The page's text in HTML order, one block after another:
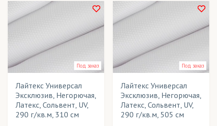
Под заказ
Лайтекс Универсал
Эксклюзив, Негорючая,
Латекс, Сольвент, UV,
290 г/кв.м, 310 см
Под заказ
Лайтекс Универсал
Эксклюзив, Негорючая,
Латекс, Сольвент, UV,
290 г/кв.м, 505 см